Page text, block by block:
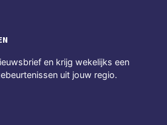
en krijg wekelijks een
uit jouw regio.